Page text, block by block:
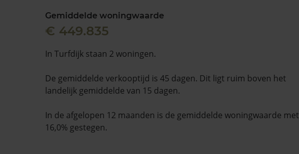
Gemiddelde woningwaarde
€ 449.835
In Turfdijk staan 2 woningen.
De gemiddelde verkooptijd is 45 dagen. Dit ligt ruim boven het
landelijk gemiddelde van 15 dagen.
In de afgelopen 12 maanden is de gemiddelde woningwaarde met
16,0% gestegen.